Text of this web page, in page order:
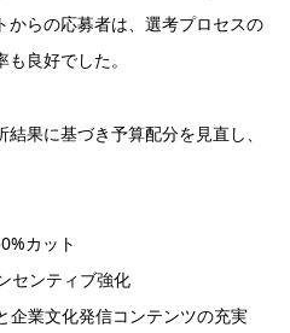
からの応募者は、選考プロセスの
良好でした。
果に基づき予算配分を見直し、
カット
センティブ強化
企業文化発信コンテンツの充実